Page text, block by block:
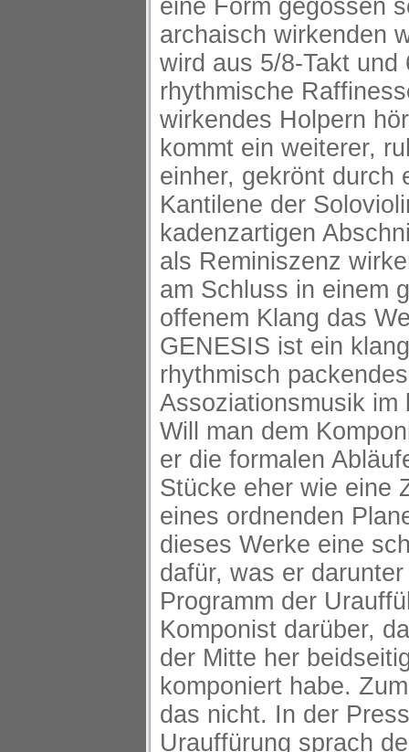
eine Form gegossen
archaisch wirkenden
wird aus 5/8-Takt und
rhythmische
wirkendes Holpern
kommt ein weiterer,
einher, gekrönt durch
Kantilene der
kadenzartigen
als Reminiszenz
am Schluss in einem
offenem Klang das
GENESIS ist ein
rhythmisch
Assoziationsmusik im
Will man dem
er die formalen
Stücke eher wie eine
eines ordnenden
dieses Werke eine
dafür, was er
Programm der
Komponist darüber,
der Mitte her
komponiert habe.
das nicht. In der
Urauffürung sprach